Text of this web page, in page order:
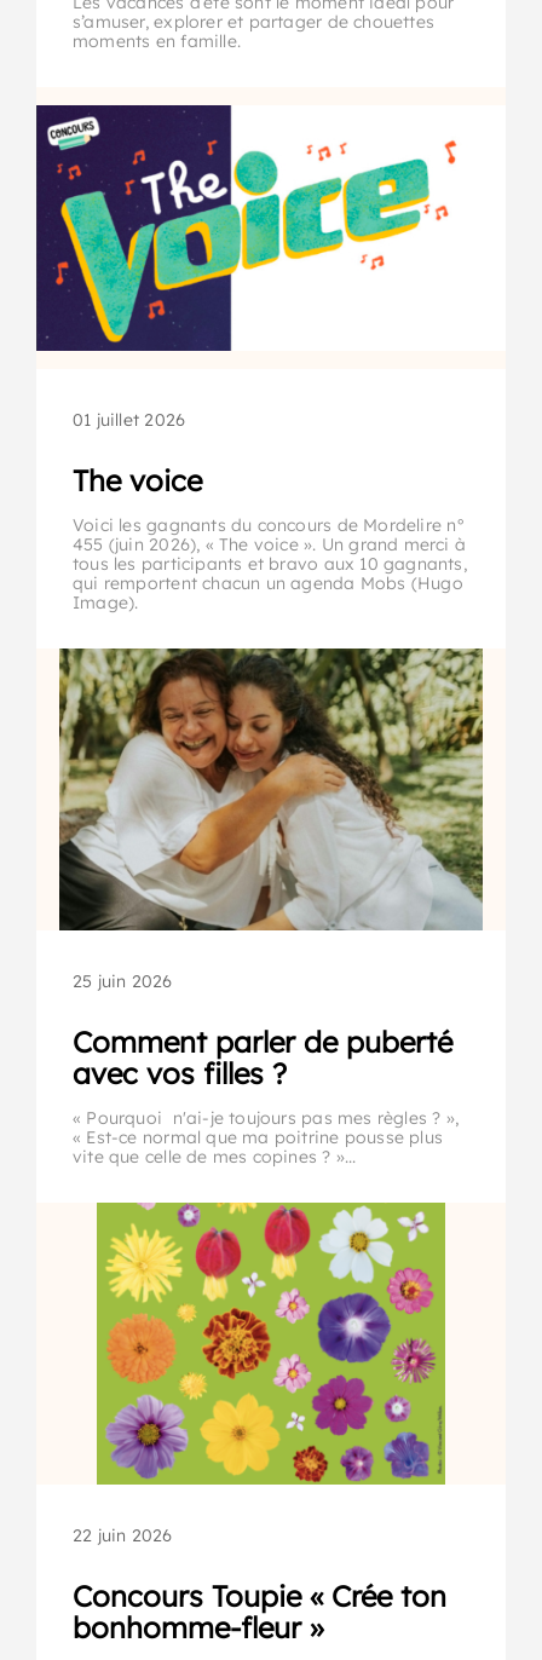
s’amuser, explorer et partager de chouettes
moments en famille.
01 juillet 2026
The voice
Voici les gagnants du concours de Mordelire n°
455 (juin 2026), « The voice ». Un grand merci à
tous les participants et bravo aux 10 gagnants,
qui remportent chacun un agenda Mobs (Hugo
Image).
25 juin 2026
Comment parler de puberté
avec vos filles ?
« Pourquoi n'ai-je toujours pas mes règles ? »,
« Est-ce normal que ma poitrine pousse plus
vite que celle de mes copines ? »...
22 juin 2026
Concours Toupie « Crée ton
bonhomme-fleur »